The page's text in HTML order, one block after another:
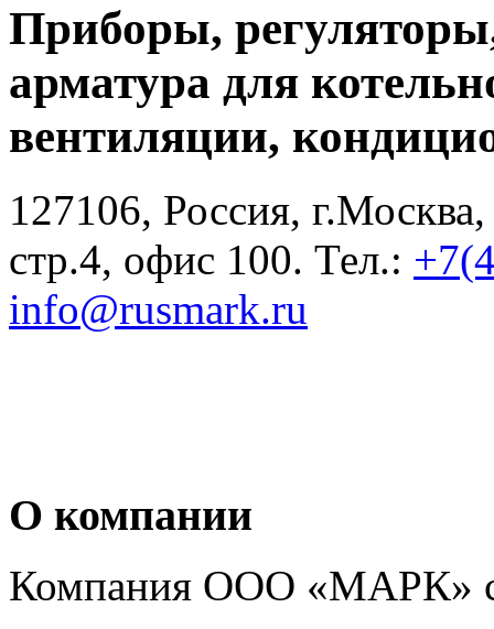
Приборы,
арматура для
вентиляции,
127106, Россия,
стр.4, офис 100. Тел.:
info@rusmark.ru
О компании
Компания ООО «МАРК» с